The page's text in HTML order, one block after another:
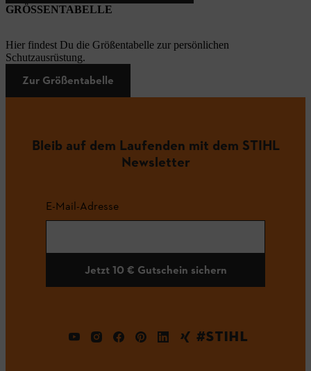
GRÖSSENTABELLE
Hier findest Du die Größentabelle zur persönlichen
Schutzausrüstung.
Zur Größentabelle
Bleib auf dem Laufenden mit dem STIHL
Newsletter
E-Mail-Adresse
Jetzt 10 € Gutschein sichern
#STIHL